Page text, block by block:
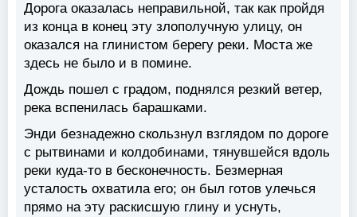
Дорога оказалась неправильной, так как пройдя
из конца в конец эту злополучную улицу, он
оказался на глинистом берегу реки. Моста же
здесь не было и в помине.
Дождь пошел с градом, поднялся резкий ветер,
река вспенилась барашками.
Энди безнадежно скользнул взглядом по дороге
с рытвинами и колдобинами, тянувшейся вдоль
реки куда-то в бесконечность. Безмерная
усталость охватила его; он был готов улечься
прямо на эту раскисшую глину и уснуть,